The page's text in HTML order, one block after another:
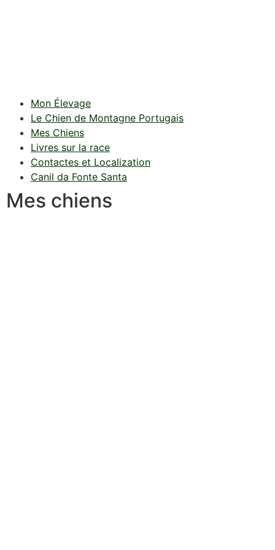
Mon Élevage
Le Chien de Montagne Portugais
Mes Chiens
Livres sur la race
Contactes et Localization
Canil da Fonte Santa
Mes chiens